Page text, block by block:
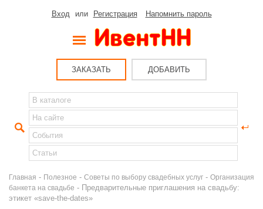
Вход или Регистрация Напомнить пароль
ЗАКАЗАТЬ ДОБАВИТЬ
Главная - Полезное - Советы по выбору свадебных услуг - Организация
банкета на свадьбе - Предварительные приглашения на свадьбу:
этикет «save-the-dates»